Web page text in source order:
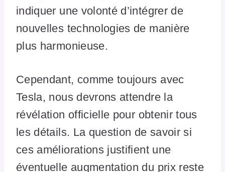
indiquer une volonté d’intégrer de
nouvelles technologies de manière
plus harmonieuse.
Cependant, comme toujours avec
Tesla, nous devrons attendre la
révélation officielle pour obtenir tous
les détails. La question de savoir si
ces améliorations justifient une
éventuelle augmentation du prix reste